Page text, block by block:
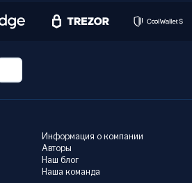
Информация о компании
Авторы
Наш блог
Наша команда